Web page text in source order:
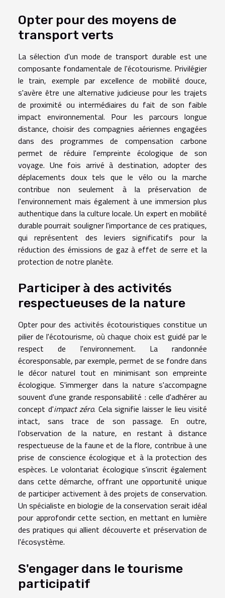
Opter pour des moyens de
transport verts
La sélection d'un mode de transport durable est une
composante fondamentale de l'écotourisme. Privilégier
le train, exemple par excellence de mobilité douce,
s'avère être une alternative judicieuse pour les trajets
de proximité ou intermédiaires du fait de son faible
impact environnemental. Pour les parcours longue
distance, choisir des compagnies aériennes engagées
dans des programmes de compensation carbone
permet de réduire l'empreinte écologique de son
voyage. Une fois arrivé à destination, adopter des
déplacements doux tels que le vélo ou la marche
contribue non seulement à la préservation de
l'environnement mais également à une immersion plus
authentique dans la culture locale. Un expert en mobilité
durable pourrait souligner l'importance de ces pratiques,
qui représentent des leviers significatifs pour la
réduction des émissions de gaz à effet de serre et la
protection de notre planète.
Participer à des activités
respectueuses de la nature
Opter pour des activités écotouristiques constitue un
pilier de l'écotourisme, où chaque choix est guidé par le
respect de l'environnement. La randonnée
écoresponsable, par exemple, permet de se fondre dans
le décor naturel tout en minimisant son empreinte
écologique. S'immerger dans la nature s'accompagne
souvent d'une grande responsabilité : celle d'adhérer au
concept d'impact zéro. Cela signifie laisser le lieu visité
intact, sans trace de son passage. En outre,
l'observation de la nature, en restant à distance
respectueuse de la faune et de la flore, contribue à une
prise de conscience écologique et à la protection des
espèces. Le volontariat écologique s'inscrit également
dans cette démarche, offrant une opportunité unique
de participer activement à des projets de conservation.
Un spécialiste en biologie de la conservation serait idéal
pour approfondir cette section, en mettant en lumière
des pratiques qui allient découverte et préservation de
l'écosystème.
S'engager dans le tourisme
participatif